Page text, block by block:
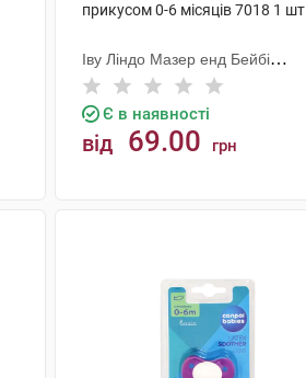
прикусом 0-6 місяців 7018 1 шт
Іву Ліндо Мазер енд Бейбі
Продактс
Є в наявності
від 69.00 грн